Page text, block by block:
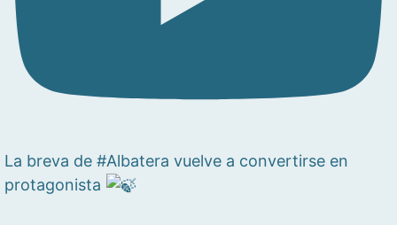
La breva de #Albatera vuelve a convertirse en
protagonista